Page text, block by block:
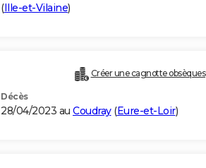
(Ille-et-Vilaine)
Créer une cagnotte obsèques
Décès
28/04/2023 au Coudray(Eure-et-Loir)